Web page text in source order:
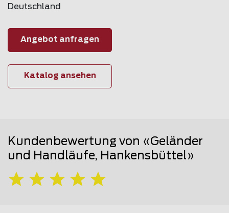
Deutschland
Angebot anfragen
Katalog ansehen
Kundenbewertung von «Geländer
und Handläufe, Hankensbüttel»